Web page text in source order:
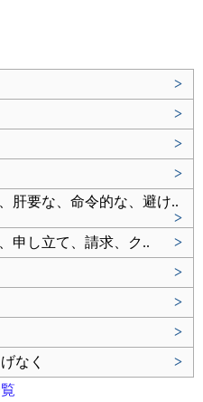
>
>
>
>
肝要な、命令的な、避け..
>
申し立て、請求、ク..
>
>
>
>
なく
>